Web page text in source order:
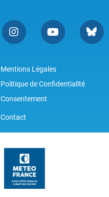
Mentions Légales
Politique de Confidentialité
Consentement
Contact